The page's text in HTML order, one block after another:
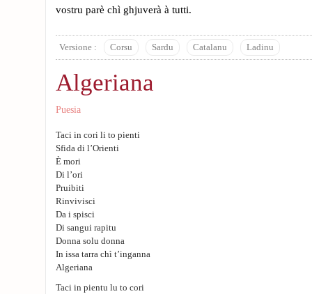
vostru parè chì ghjuverà à tutti.
Versione : Corsu Sardu Catalanu Ladinu
Algeriana
Puesia
Taci in cori li to pienti
Sfida di l’Orienti
È mori
Di l’ori
Pruibiti
Rinvivisci
Da i spisci
Di sangui rapitu
Donna solu donna
In issa tarra chì t’inganna
Algeriana
Taci in pientu lu to cori